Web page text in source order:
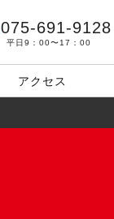
075-691-9128
平日9：00〜17：00
アクセス